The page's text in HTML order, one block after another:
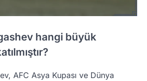
hangi büyük
AFC Asya Kupası ve Dünya